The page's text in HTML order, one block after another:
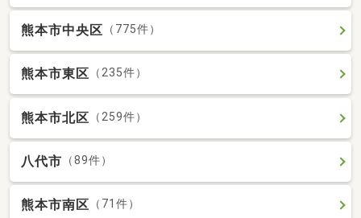
熊本市中央区 （775件）
熊本市東区 （235件）
熊本市北区 （259件）
八代市 （89件）
熊本市南区 （71件）